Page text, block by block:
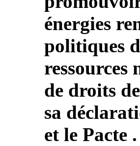
énergies
politiques
ressources
de droits
sa
et le Pacte .